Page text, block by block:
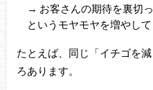
→ お客さんの期待を裏切
というモヤモヤを増やし
たとえば、同じ「イチゴを
ろあります。